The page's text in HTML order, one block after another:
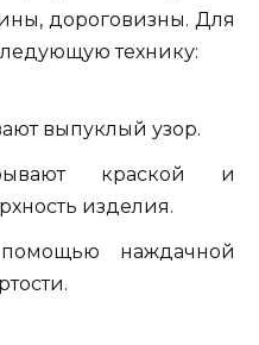
дороговизны. Для
технику:
выпуклый узор.
краской и
изделия.
наждачной